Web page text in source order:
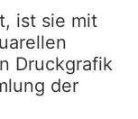
ist sie mit
Druckgrafik
der